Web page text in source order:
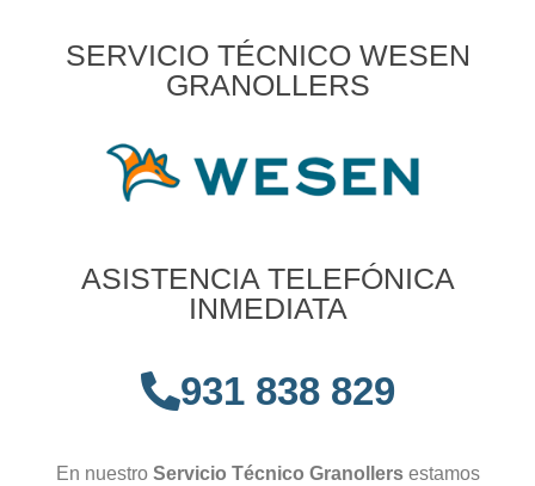
SERVICIO TÉCNICO WESEN
GRANOLLERS
ASISTENCIA TELEFÓNICA
INMEDIATA
931 838 829
En nuestro Servicio Técnico Granollers estamos